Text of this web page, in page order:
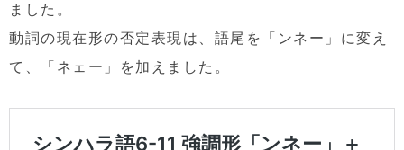
ました。
動詞の現在形の否定表現は、語尾を「ンネー」に変え
て、「ネェー」を加えました。